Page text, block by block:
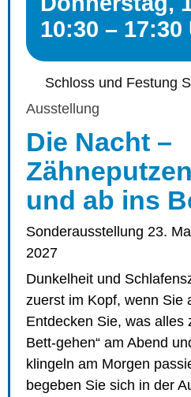
10:30 – 17:30
Schloss und Festung
Ausstellung
Die Nacht –
und ab ins
Sonderausstellung 23.
2027
Dunkelheit und
zuerst im Kopf, wenn Sie
Entdecken Sie, was alles
Bett-gehen“ am Abend
klingeln am Morgen
begeben Sie sich in der